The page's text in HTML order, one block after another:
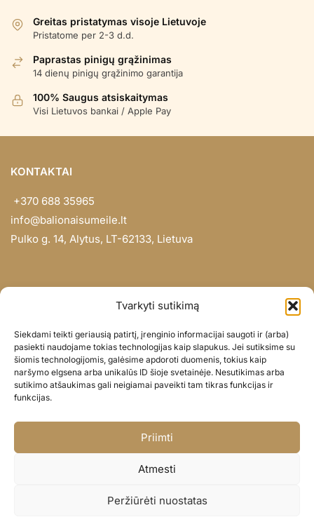
Tvarkyti sutikimą
Siekdami teikti geriausią patirtį, įrenginio informacijai saugoti ir (arba)
pasiekti naudojame tokias technologijas kaip slapukus. Jei sutiksime su
šiomis technologijomis, galėsime apdoroti duomenis, tokius kaip
naršymo elgsena arba unikalūs ID šioje svetainėje. Nesutikimas arba
sutikimo atšaukimas gali neigiamai paveikti tam tikras funkcijas ir
funkcijas.
Priimti
Atmesti
Peržiūrėti nuostatas
Greitas pristatymas visoje Lietuvoje
Pristatome per 2-3 d.d.
Paprastas pinigų grąžinimas
14 dienų pinigų grąžinimo garantija
100% Saugus atsiskaitymas
Visi Lietuvos bankai / Apple Pay
KONTAKTAI
+370 688 35965
info@balionaisumeile.lt
Pulko g. 14, Alytus, LT-62133, Lietuva
Didmena
Darbų portfolio
Privatumo politika
Parduotuvės politika
© BALIONAISUMEILE 2024